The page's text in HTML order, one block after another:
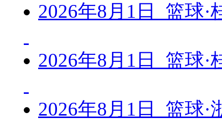
2026年8月1日 篮球
2026年8月1日 篮球
2026年8月1日 篮球